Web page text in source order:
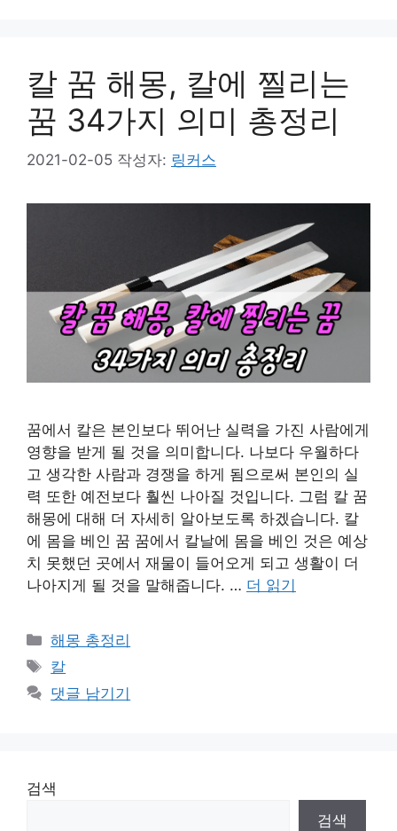
칼 꿈 해몽, 칼에 찔리는
꿈 34가지 의미 총정리
2021-02-05 작성자: 링커스
꿈에서 칼은 본인보다 뛰어난 실력을 가진 사람에게
영향을 받게 될 것을 의미합니다. 나보다 우월하다
고 생각한 사람과 경쟁을 하게 됨으로써 본인의 실
력 또한 예전보다 훨씬 나아질 것입니다. 그럼 칼 꿈
해몽에 대해 더 자세히 알아보도록 하겠습니다. 칼
에 몸을 베인 꿈 꿈에서 칼날에 몸을 베인 것은 예상
치 못했던 곳에서 재물이 들어오게 되고 생활이 더
나아지게 될 것을 말해줍니다. … 더 읽기
카
테
리
해몽 총정리
태
그
칼
댓글 남기기
검색
검색